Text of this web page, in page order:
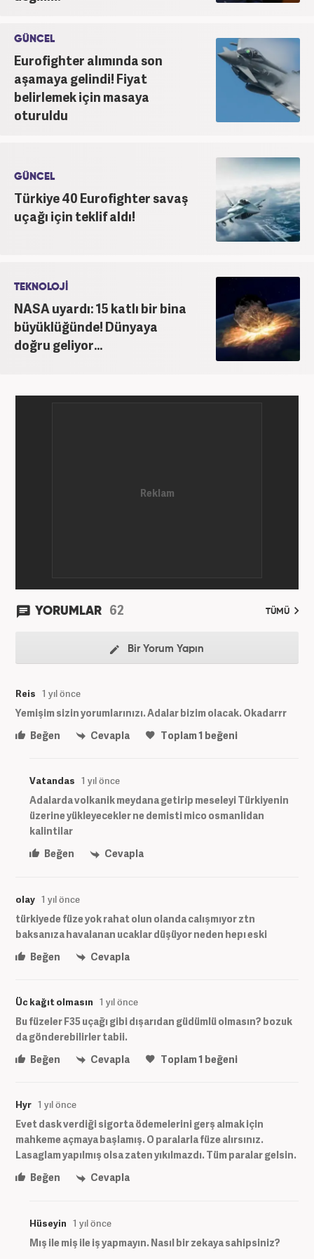
olarak habercilik kariyerine devam etmektedir.
GÜNCEL
Eurofighter alımında son
aşamaya gelindi! Fiyat
belirlemek için masaya
oturuldu
GÜNCEL
Türkiye 40 Eurofighter savaş
uçağı için teklif aldı!
TEKNOLOJİ
NASA uyardı: 15 katlı bir bina
büyüklüğünde! Dünyaya
doğru geliyor...
YORUMLAR 62 TÜMÜ
Bir Yorum Yapın
Reis 1 yıl önce
Yemişim sizin yorumlarınızı. Adalar bizim olacak. Okadarrr
Beğen
Cevapla Toplam1 beğeni
Vatandas 1 yıl önce
Adalarda volkanik meydana getirip meseleyi Türkiyenin
üzerine yükleyecekler ne demisti mico osmanlidan
kalintilar
Beğen
Cevapla
olay 1 yıl önce
türkiyede füze yok rahat olun olanda calışmıyor ztn
baksanıza havalanan ucaklar düşüyor neden hepı eski
Beğen
Cevapla
Üc kağıt olmasın 1 yıl önce
Bu füzeler F35 uçağı gibi dışarıdan güdümlü olmasın? bozuk
da gönderebilirler tabii.
Beğen
Cevapla Toplam1 beğeni
Hyr 1 yıl önce
Evet dask verdiği sigorta ödemelerini gerş almak için
mahkeme açmaya başlamış. O paralarla füze alırsınız.
Lasaglam yapılmış olsa zaten yıkılmazdı. Tüm paralar gelsin.
Beğen
Cevapla
Hüseyin 1 yıl önce
Mış ile miş ile iş yapmayın. Nasıl bir zekaya sahipsiniz?